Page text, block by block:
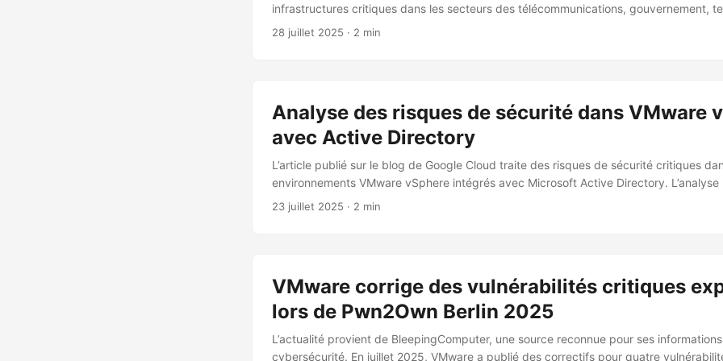
infrastructures critiques dans les secteurs des télécommunications, gouvernement,
défense, avec un focus récent sur Singapour. UNC3886 utilise des vulnérabilités
de port knocking, et le rootkit Medusa pour les portes dérobées PAM et la
authentifications. ...
28 juillet 2025 · 2 min
Analyse des risques de sécurité dans VMware
avec Active Directory
L’article publié sur le blog de Google Cloud traite des risques de sécurité critiques
environnements VMware vSphere intégrés avec Microsoft Active Directory. L’analyse
comment des pratiques de configuration courantes peuvent créer des chemins
23 juillet 2025 · 2 min
VMware corrige des vulnérabilités critiques
lors de Pwn2Own Berlin 2025
L’actualité provient de BleepingComputer, une source reconnue pour ses
cybersécurité. En juillet 2025, VMware a publié des correctifs pour quatre